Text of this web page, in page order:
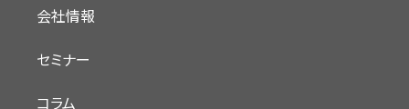
会社情報
セミナー
コラム